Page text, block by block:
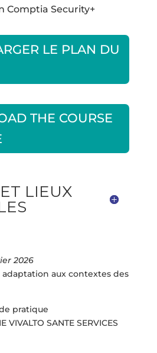
Comptia Security+
LE PLAN DU
THE COURSE
LIEUX
2026
adaptation aux contextes des
pratique
VIVALTO SANTE SERVICES